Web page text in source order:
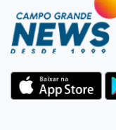
sem energia
12:34"Foi mal"
terreno e